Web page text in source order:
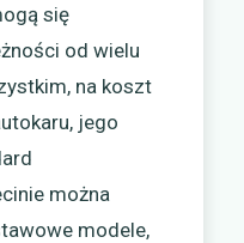
się
od wielu
na koszt
jego
można
modele,